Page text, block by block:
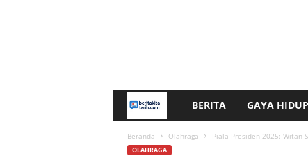
e
BERITA GAYA HIDUP
Beranda Olahraga Piala Presiden 2025: Witan
OLAHRAGA